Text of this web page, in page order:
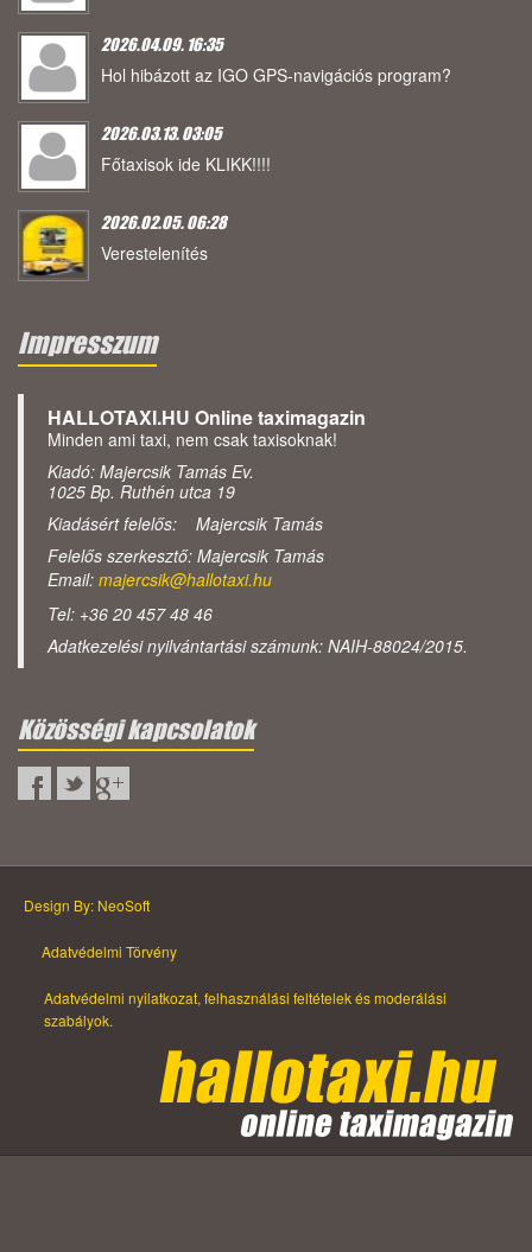
2026.04.09. 16:35
Hol hibázott az IGO GPS-navigációs program?
2026.03.13. 03:05
Főtaxisok ide KLIKK!!!!
2026.02.05. 06:28
Verestelenítés
Impresszum
HALLOTAXI.HU Online taximagazin
Minden ami taxi, nem csak taxisoknak!
Kiadó: Majercsik Tamás Ev.
1025 Bp. Ruthén utca 19
Kiadásért felelős: Majercsik Tamás
Felelős szerkesztő: Majercsik Tamás
Email: majercsik@hallotaxi.hu
Tel: +36 20 457 48 46
Adatkezelési nyilvántartási számunk: NAIH-88024/2015.
Közösségi kapcsolatok
Design By: NeoSoft
Adatvédelmi Törvény
Adatvédelmi nyilatkozat, felhasználási feltételek és moderálási
szabályok.